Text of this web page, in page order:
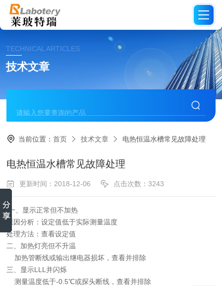
TECHNICAL ARTICLES
技术文章
当前位置：首页 技术文章 电热恒温水槽常见故障处理
电热恒温水槽常见故障处理
更新时间：2018-12-06 点击次数：3243
一、显示正常但不加热
原因分析：设定值低于实际测量温度
处理方法：查看设定值
二、加热灯亮但不升温
加热管断线或输出继电器损坏，查看并排除
三、显示LLL并闪烁
测量温度低于-0.5℃或探头断线，查看并排除